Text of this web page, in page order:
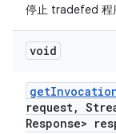
停止 tradefed 程
void
get
request,
Response>